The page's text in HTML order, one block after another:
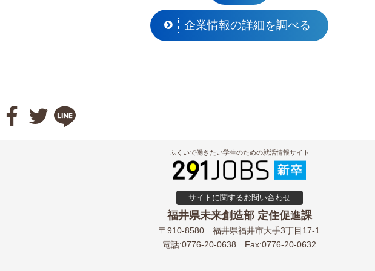
企業情報の詳細を調べる
  
ふくいで働きたい学生のための就活情報サイト
サイトに関するお問い合わせ
福井県未来創造部 定住促進課
〒910-8580
福井県福井市大手3丁目17-1
電話:0776-20-0638
Fax:0776-20-0632